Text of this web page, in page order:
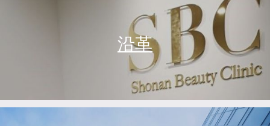
沿革